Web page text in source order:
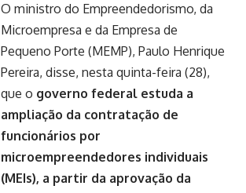
O ministro do Empreendedorismo, da
Microempresa e da Empresa de
Pequeno Porte (MEMP), Paulo Henrique
Pereira, disse, nesta quinta-feira (28),
que o governo federal estuda a
ampliação da contratação de
funcionários por
microempreendedores individuais
(MEIs), a partir da aprovação da